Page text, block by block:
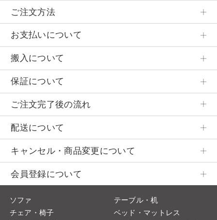
ご注文方法
お支払いについて
搬入について
保証について
ご注文完了後の流れ
配送について
キャンセル・商品変更について
会員登録について
ソファ
テーブル・机
チェア・椅子
ベッド・マットレス